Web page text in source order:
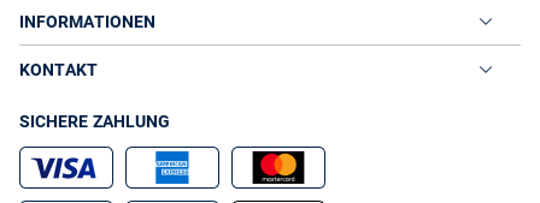
INFORMATIONEN
KONTAKT
SICHERE ZAHLUNG